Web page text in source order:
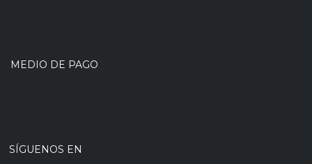
MEDIO DE PAGO
SÍGUENOS EN